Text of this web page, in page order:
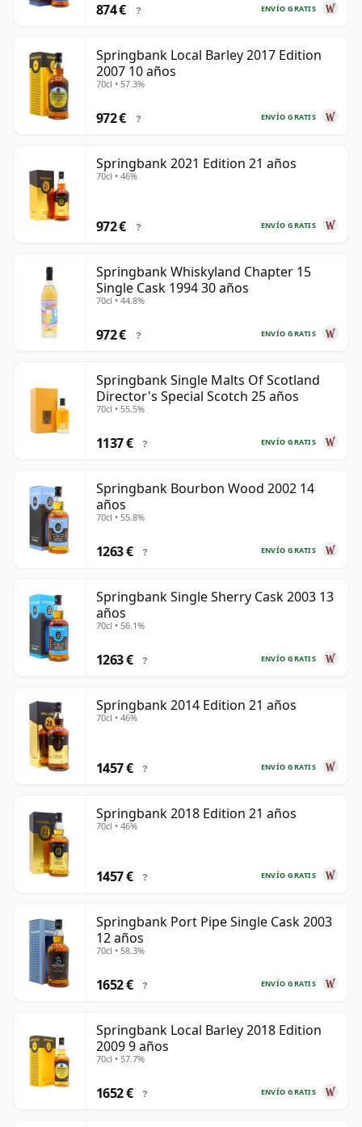
ENVÍO GRATIS
874 € ?
Springbank Local Barley 2017 Edition
2007 10 años
70cl • 57.3%
ENVÍO GRATIS
972 € ?
Springbank 2021 Edition 21 años
70cl • 46%
ENVÍO GRATIS
972 € ?
Springbank Whiskyland Chapter 15
Single Cask 1994 30 años
70cl • 44.8%
ENVÍO GRATIS
972 € ?
Springbank Single Malts Of Scotland
Director's Special Scotch 25 años
70cl • 55.5%
ENVÍO GRATIS
1137 € ?
Springbank Bourbon Wood 2002 14
años
70cl • 55.8%
ENVÍO GRATIS
1263 € ?
Springbank Single Sherry Cask 2003 13
años
70cl • 56.1%
ENVÍO GRATIS
1263 € ?
Springbank 2014 Edition 21 años
70cl • 46%
ENVÍO GRATIS
1457 € ?
Springbank 2018 Edition 21 años
70cl • 46%
ENVÍO GRATIS
1457 € ?
Springbank Port Pipe Single Cask 2003
12 años
70cl • 58.3%
ENVÍO GRATIS
1652 € ?
Springbank Local Barley 2018 Edition
2009 9 años
70cl • 57.7%
ENVÍO GRATIS
1652 € ?